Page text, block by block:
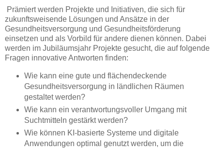
Prämiert werden Projekte und Initiativen, die sich für
zukunftsweisende Lösungen und Ansätze in der
Gesundheitsversorgung und Gesundheitsförderung
einsetzen und als Vorbild für andere dienen können. Dabei
werden im Jubiläumsjahr Projekte gesucht, die auf folgende
Fragen innovative Antworten finden:
Wie kann eine gute und flächendeckende
Gesundheitsversorgung in ländlichen Räumen
gestaltet werden?
Wie kann ein verantwortungsvoller Umgang mit
Suchtmitteln gestärkt werden?
Wie können KI-basierte Systeme und digitale
Anwendungen optimal genutzt werden, um die